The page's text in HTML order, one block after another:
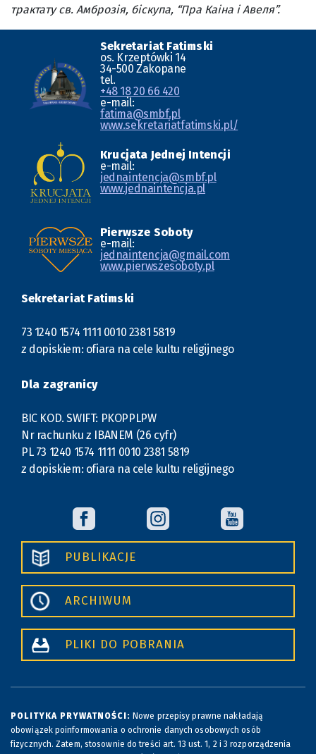
трактату св. Амброзія, біскупа, “Пра Каіна і Авеля”.
Sekretariat Fatimski
os. Krzeptówki 14
34-500 Zakopane
tel.
+48 18 20 66 420
e-mail:
fatima@smbf.pl
www.sekretariatfatimski.pl/
Krucjata Jednej Intencji
e-mail:
jednaintencja@smbf.pl
www.jednaintencja.pl
Pierwsze Soboty
e-mail:
jednaintencja@gmail.com
www.pierwszesoboty.pl
Sekretariat Fatimski
73 1240 1574 1111 0010 2381 5819
z dopiskiem: ofiara na cele kultu religijnego
Dla zagranicy
BIC KOD. SWIFT: PKOPPLPW
Nr rachunku z IBANEM (26 cyfr)
PL 73 1240 1574 1111 0010 2381 5819
z dopiskiem: ofiara na cele kultu religijnego
PUBLIKACJE
ARCHIWUM
PLIKI DO POBRANIA
POLITYKA PRYWATNOŚCI: Nowe przepisy prawne nakładają
obowiązek poinformowania o ochronie danych osobowych osób
fizycznych. Zatem, stosownie do treści art. 13 ust. 1, 2 i 3 rozporządzenia